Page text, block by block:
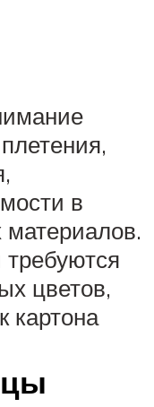
в
материалов.
цветов,
картона